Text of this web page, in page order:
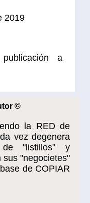
2019
a
©
la RED de
vez degenera
"listillos" y
sus "negocietes"
de COPIAR